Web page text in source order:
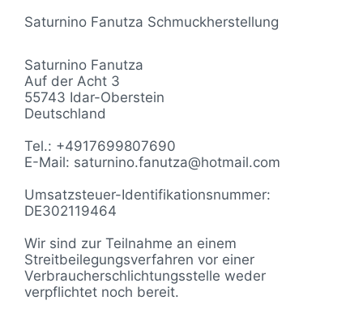
Saturnino Fanutza Schmuckherstellung
Saturnino Fanutza
Auf der Acht 3
55743 Idar-Oberstein
Deutschland
Tel.: +4917699807690
E-Mail: saturnino.fanutza@hotmail.com
Umsatzsteuer-Identifikationsnummer:
DE302119464
Wir sind zur Teilnahme an einem
Streitbeilegungsverfahren vor einer
Verbraucherschlichtungsstelle weder
verpflichtet noch bereit.